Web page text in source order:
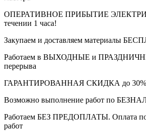
ОПЕРАТИВНОЕ ПРИБЫТИЕ
течении 1 часа!
Закупаем и доставляем материалы
Работаем в ВЫХОДНЫЕ и
перерыва
ГАРАНТИРОВАННАЯ СКИДКА до 30%
Возможно выполнение работ по
Работаем БЕЗ ПРЕДОПЛАТЫ. Оплата по
работ